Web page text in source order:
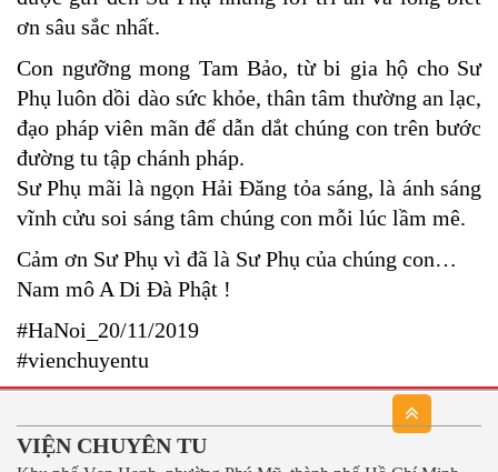
ơn sâu sắc nhất.
Con ngưỡng mong Tam Bảo, từ bi gia hộ cho Sư
Phụ luôn dồi dào sức khỏe, thân tâm thường an lạc,
đạo pháp viên mãn để dẫn dắt chúng con trên bước
đường tu tập chánh pháp.
Sư Phụ mãi là ngọn Hải Đăng tỏa sáng, là ánh sáng
vĩnh cửu soi sáng tâm chúng con mỗi lúc lầm mê.
Cảm ơn Sư Phụ vì đã là Sư Phụ của chúng con…
Nam mô A Di Đà Phật !
#HaNoi_20/11/2019
#vienchuyentu
VIỆN CHUYÊN TU